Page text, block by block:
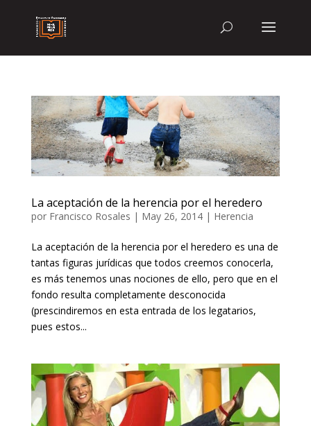
La aceptación de la herencia por el heredero
por Francisco Rosales | May 26, 2014| Herencia
La aceptación de la herencia por el heredero es una de
tantas figuras jurídicas que todos creemos conocerla,
es más tenemos unas nociones de ello, pero que en el
fondo resulta completamente desconocida
(prescindiremos en esta entrada de los legatarios,
pues estos...